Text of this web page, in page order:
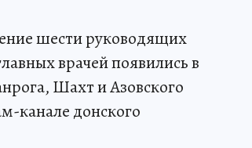
шести руководящих
врачей появились в
Шахт и Азовского
канале донского